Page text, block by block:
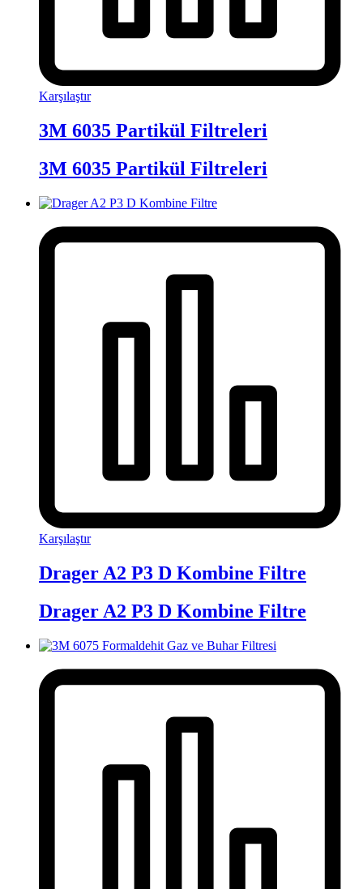
Karşılaştır
3M 6035 Partikül Filtreleri
3M 6035 Partikül Filtreleri
Karşılaştır
Drager A2 P3 D Kombine Filtre
Drager A2 P3 D Kombine Filtre